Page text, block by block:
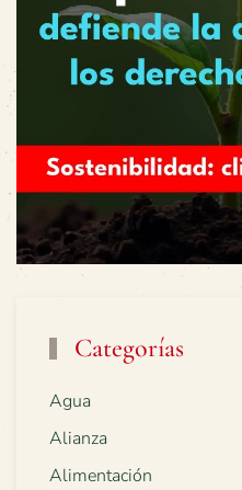
Categorías
Agua
Alianza
Alimentación